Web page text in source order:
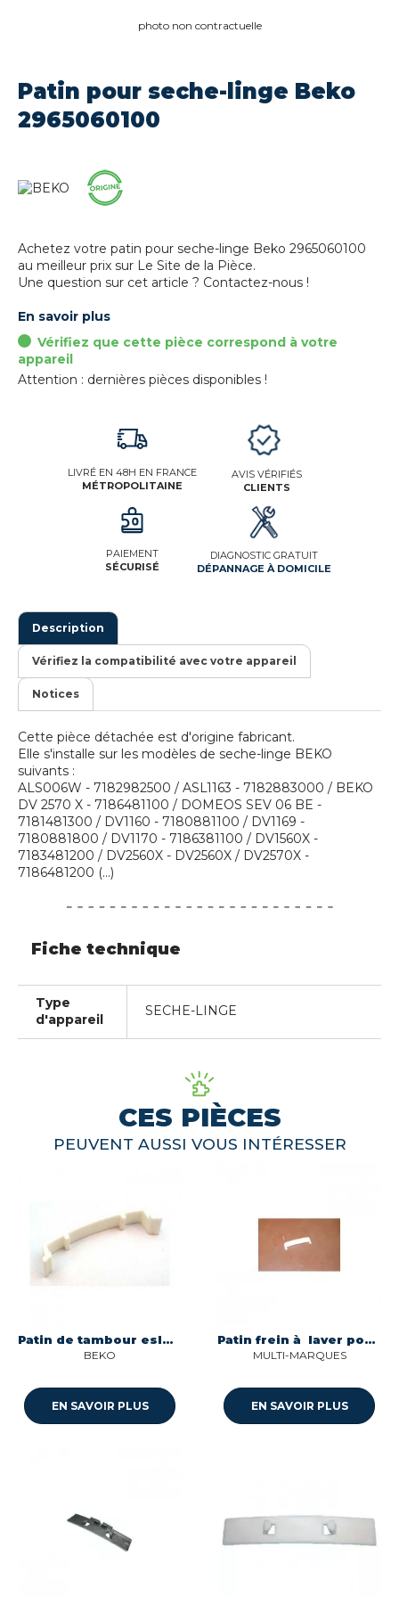
photo non contractuelle
Patin pour seche-linge Beko
2965060100
Achetez votre patin pour seche-linge Beko 2965060100
au meilleur prix sur Le Site de la Pièce.
Une question sur cet article ? Contactez-nous !
En savoir plus
Vérifiez que cette pièce correspond à votre
appareil
Attention : dernières pièces disponibles !
LIVRÉ EN 48H EN FRANCE
MÉTROPOLITAINE
PAIEMENT
SÉCURISÉ
AVIS VÉRIFIÉS
CLIENTS
DIAGNOSTIC GRATUIT
DÉPANNAGE À DOMICILE
Description
Vérifiez la compatibilité avec votre appareil
Notices
Cette pièce détachée est d'origine fabricant.
Elle s'installe sur les modèles de seche-linge BEKO
suivants :
ALS006W - 7182982500 / ASL1163 - 7182883000 / BEKO
DV 2570 X - 7186481100 / DOMEOS SEV 06 BE -
7181481300 / DV1160 - 7180881100 / DV1169 -
7180881800 / DV1170 - 7186381100 / DV1560X -
7183481200 / DV2560X - DV2560X / DV2570X -
7186481200 (...)
Fiche technique
Type
d'appareil
SECHE-LINGE
CES PIÈCES
PEUVENT AUSSI VOUS INTÉRESSER
Patin de tambour esle7d1 pour seche-linge Beko 2962610100
BEKO
EN SAVOIR PLUS
Patin frein à laver pour sèche linge Brandt SAR000167
MULTI-MARQUES
EN SAVOIR PLUS